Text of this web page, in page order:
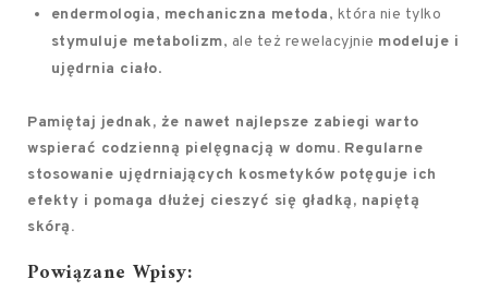
endermologia, mechaniczna metoda, która nie tylko
stymuluje metabolizm, ale też rewelacyjnie modeluje i
ujędrnia ciało.
Pamiętaj jednak, że nawet najlepsze zabiegi warto
wspierać codzienną pielęgnacją w domu. Regularne
stosowanie ujędrniających kosmetyków potęguje ich
efekty i pomaga dłużej cieszyć się gładką, napiętą
skórą.
Powiązane Wpisy: